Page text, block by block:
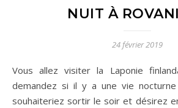
NUIT À
24 février 2019
Vous allez visiter la Laponie finlandaise et vous vous
demandez si il y a une vie nocturne
souhaiteriez sortir le soir et désirez